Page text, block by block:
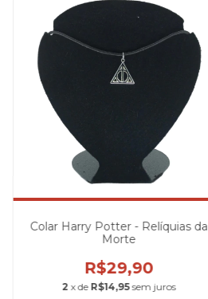
Colar Harry Potter - Relíquias da
Morte
R$29,90
2 x de R$14,95 sem juros